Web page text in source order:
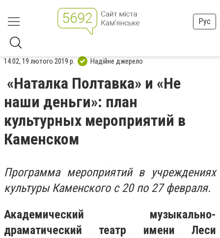
Рус
14:02, 19 лютого 2019 р. Надійне джерело
«Наталка Полтавка» и «Не
наши деньги»: план
культурных мероприятий в
Каменском
Программа мероприятий в учреждениях
культуры Каменского с 20 по 27 февраля.
Академический музыкально-
драматический театр имени Леси